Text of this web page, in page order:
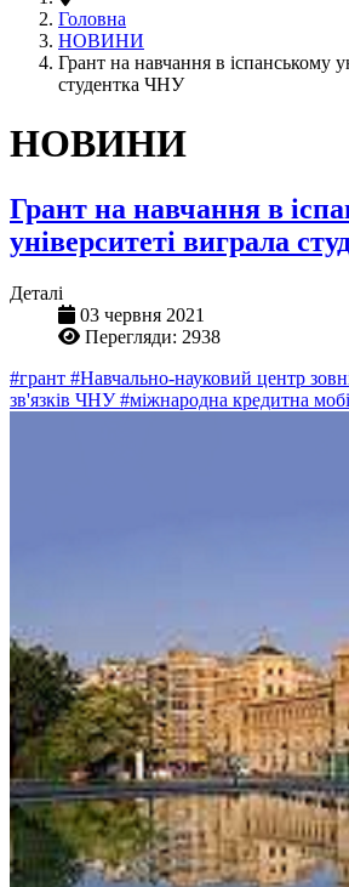
Головна
НОВИНИ
Грант на навчання в іспанському
студентка ЧНУ
НОВИНИ
Грант на навчання в
університеті виграла
Деталі
03 червня 2021
Перегляди: 2938
#грант #Навчально-науковий центр
зв'язків ЧНУ#міжнародна кредитна